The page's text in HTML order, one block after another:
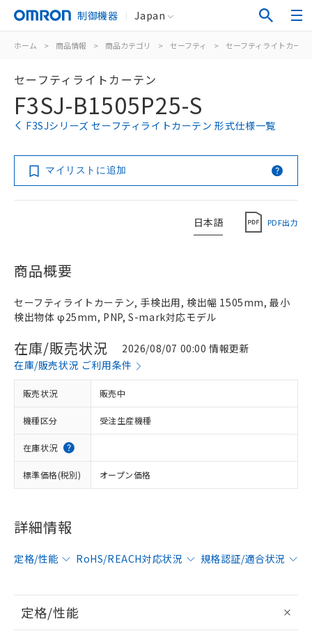
制御機器 Japan
ホーム > 商品情報 > 商品カテゴリ > セーフティ > セーフティライトカー
セーフティライトカーテン
F3SJ-B1505P25-S
F3SJシリーズ セーフティライトカーテン 形式仕様一覧
マイリストに追加
日本語 PDF出力
商品概要
セーフティライトカーテン, 手検出用, 検出幅 1505mm, 最小
検出物体 φ25mm, PNP, S-mark対応モデル
在庫/販売状況
2026/08/07 00:00 情報更新
在庫/販売状況 ご利用条件
販売状況 販売中
機種区分 受注生産機種
在庫状況
標準価格(税別) オープン価格
詳細情報
定格/性能 RoHS/REACH対応状況 規格認証/適合状況
定格/性能